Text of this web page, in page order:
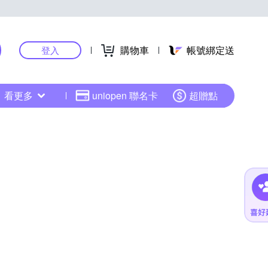
登入 購物車 帳號綁定送
看更多 uniopen 聯名卡 超贈點